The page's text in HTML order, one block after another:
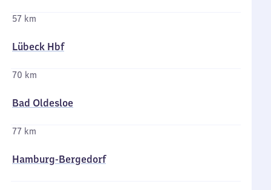
57 km
Lübeck Hbf
70 km
Bad Oldesloe
77 km
Hamburg-Bergedorf